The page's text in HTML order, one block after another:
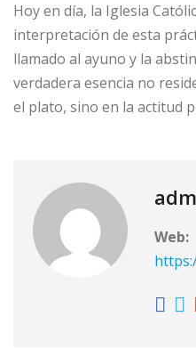
Hoy en día, la Iglesia
interpretación de esta
llamado al ayuno y la
verdadera esencia no
el plato, sino en la actitud
Web: